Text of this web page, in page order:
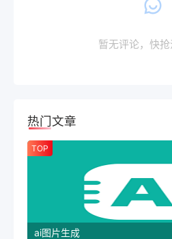
暂无评论，快
热门文章
TOP
ai图片生成